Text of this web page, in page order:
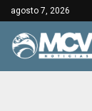
agosto 7, 2026